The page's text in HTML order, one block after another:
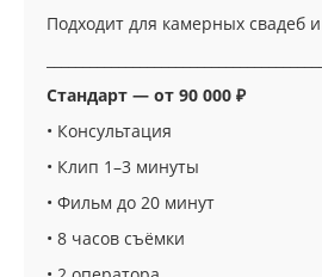
Подходит для камерных свадеб
Стандарт — от 90 000 ₽
• Консультация
• Клип 1–3 минуты
• Фильм до 20 минут
• 8 часов съёмки